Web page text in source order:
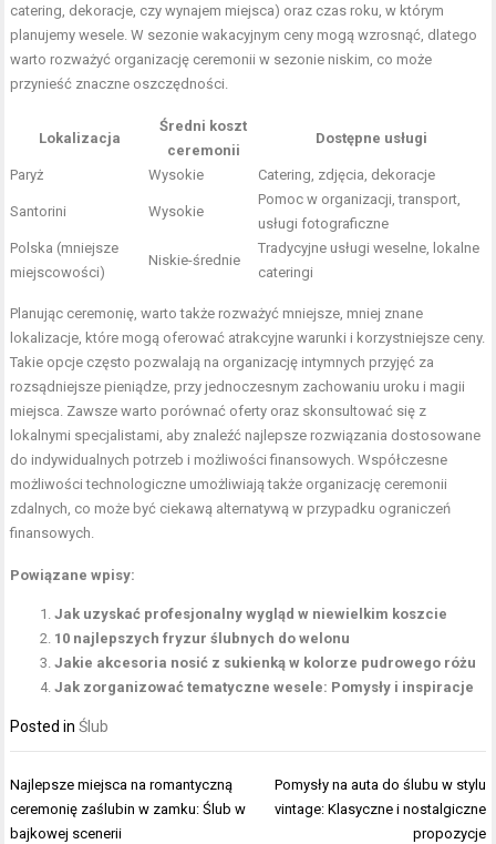
catering, dekoracje, czy wynajem miejsca) oraz czas roku, w którym
planujemy wesele. W sezonie wakacyjnym ceny mogą wzrosnąć, dlatego
warto rozważyć organizację ceremonii w sezonie niskim, co może
przynieść znaczne oszczędności.
Lokalizacja
Średni koszt
ceremonii
Dostępne usługi
Paryż Wysokie Catering, zdjęcia, dekoracje
Santorini Wysokie
Pomoc w organizacji, transport,
usługi fotograficzne
Polska (mniejsze
miejscowości)
Niskie-średnie
Tradycyjne usługi weselne, lokalne
cateringi
Planując ceremonię, warto także rozważyć mniejsze, mniej znane
lokalizacje, które mogą oferować atrakcyjne warunki i korzystniejsze ceny.
Takie opcje często pozwalają na organizację intymnych przyjęć za
rozsądniejsze pieniądze, przy jednoczesnym zachowaniu uroku i magii
miejsca. Zawsze warto porównać oferty oraz skonsultować się z
lokalnymi specjalistami, aby znaleźć najlepsze rozwiązania dostosowane
do indywidualnych potrzeb i możliwości finansowych. Współczesne
możliwości technologiczne umożliwiają także organizację ceremonii
zdalnych, co może być ciekawą alternatywą w przypadku ograniczeń
finansowych.
Powiązane wpisy:
Jak uzyskać profesjonalny wygląd w niewielkim koszcie
10 najlepszych fryzur ślubnych do welonu
Jakie akcesoria nosić z sukienką w kolorze pudrowego różu
Jak zorganizować tematyczne wesele: Pomysły i inspiracje
Posted inŚlub
Nawigacja
wpisu
Najlepsze miejsca na romantyczną
ceremonię zaślubin w zamku: Ślub w
bajkowej scenerii
Pomysły na auta do ślubu w stylu
vintage: Klasyczne i nostalgiczne
propozycje